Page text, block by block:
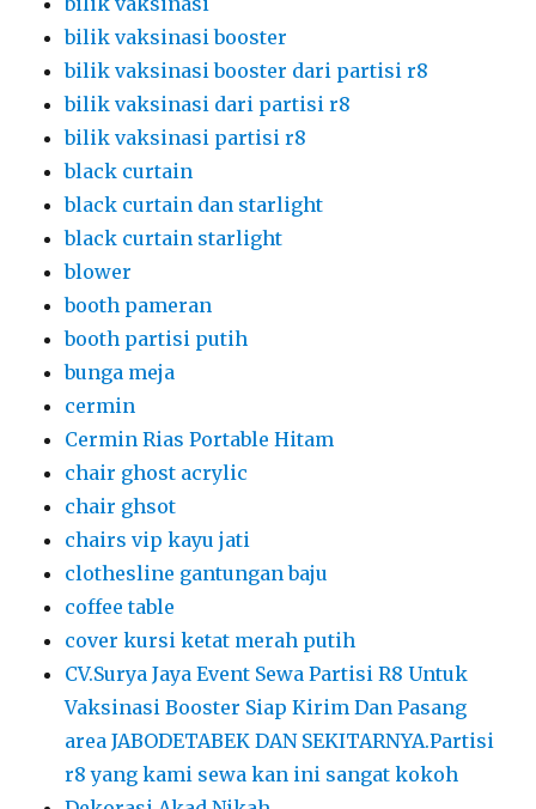
bilik vaksinasi booster
bilik vaksinasi booster dari partisi r8
bilik vaksinasi dari partisi r8
bilik vaksinasi partisi r8
black curtain
black curtain dan starlight
black curtain starlight
blower
booth pameran
booth partisi putih
bunga meja
cermin
Cermin Rias Portable Hitam
chair ghost acrylic
chair ghsot
chairs vip kayu jati
clothesline gantungan baju
coffee table
cover kursi ketat merah putih
CV.Surya Jaya Event Sewa Partisi R8 Untuk
Vaksinasi Booster Siap Kirim Dan Pasang
area JABODETABEK DAN SEKITARNYA.Partisi
r8 yang kami sewa kan ini sangat kokoh